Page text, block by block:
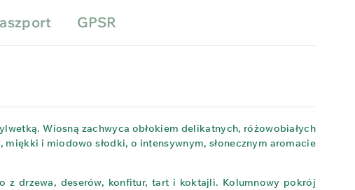
GPSR
Wiosną zachwyca obłokiem delikatnych, różowobiałych
i miodowo słodki, o intensywnym, słonecznym aromacie
z drzewa, deserów, konfitur, tart i koktajli. Kolumnowy pokrój